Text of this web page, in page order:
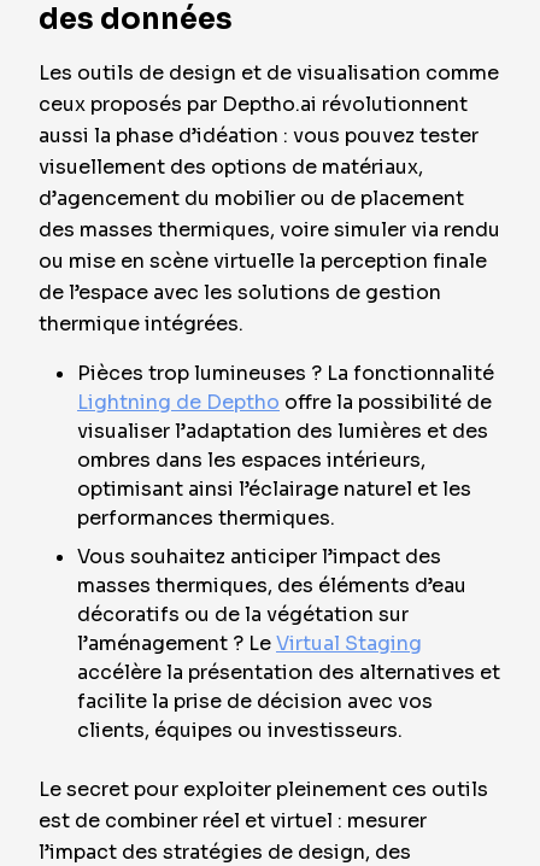
des données
Les outils de design et de visualisation comme
ceux proposés par Deptho.ai révolutionnent
aussi la phase d’idéation : vous pouvez tester
visuellement des options de matériaux,
d’agencement du mobilier ou de placement
des masses thermiques, voire simuler via rendu
ou mise en scène virtuelle la perception finale
de l’espace avec les solutions de gestion
thermique intégrées.
Pièces trop lumineuses ? La fonctionnalité
Lightning de Deptho offre la possibilité de
visualiser l’adaptation des lumières et des
ombres dans les espaces intérieurs,
optimisant ainsi l’éclairage naturel et les
performances thermiques.
Vous souhaitez anticiper l’impact des
masses thermiques, des éléments d’eau
décoratifs ou de la végétation sur
l’aménagement ? LeVirtual Staging
accélère la présentation des alternatives et
facilite la prise de décision avec vos
clients, équipes ou investisseurs.
Le secret pour exploiter pleinement ces outils
est de combiner réel et virtuel : mesurer
l’impact des stratégies de design, des